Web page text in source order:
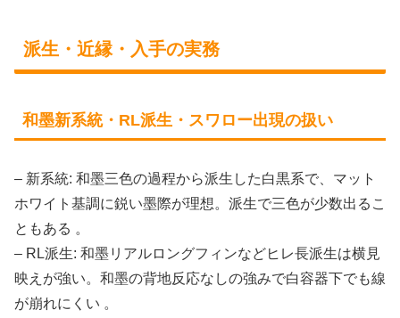
派生・近縁・入手の実務
和墨新系統・RL派生・スワロー出現の扱い
– 新系統: 和墨三色の過程から派生した白黒系で、マット
ホワイト基調に鋭い墨際が理想。派生で三色が少数出るこ
ともある 。
– RL派生: 和墨リアルロングフィンなどヒレ長派生は横見
映えが強い。和墨の背地反応なしの強みで白容器下でも線
が崩れにくい 。